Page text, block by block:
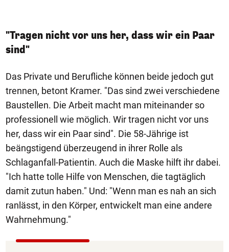
"Tragen nicht vor uns her, dass wir ein Paar
sind"
Das Private und Berufliche können beide jedoch gut
trennen, betont Kramer. "Das sind zwei verschiedene
Baustellen. Die Arbeit macht man miteinander so
professionell wie möglich. Wir tragen nicht vor uns
her, dass wir ein Paar sind". Die 58-Jährige ist
beängstigend überzeugend in ihrer Rolle als
Schlaganfall-Patientin. Auch die Maske hilft ihr dabei.
"Ich hatte tolle Hilfe von Menschen, die tagtäglich
damit zutun haben." Und: "Wenn man es nah an sich
ranlässt, in den Körper, entwickelt man eine andere
Wahrnehmung."